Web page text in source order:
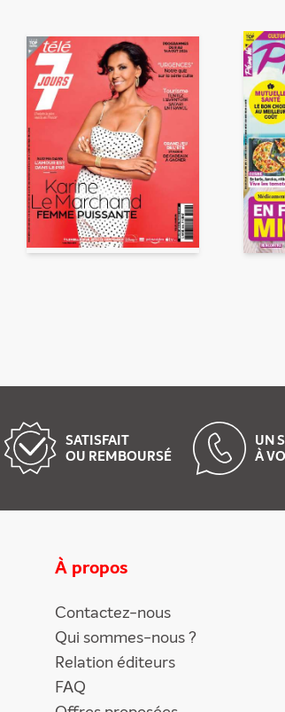
du contenu, vous acceptez que ces
pour donner suite à votre demande de
Votre adresse email et celle de votre ami
supprimées. Pour en savoir plus, consultez
SATISFAIT
OU REMBOURSÉ
UN
À
À propos
Contactez-nous
Qui sommes-nous ?
Relation éditeurs
FAQ